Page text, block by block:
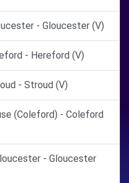
- Gloucester (V)
- Hereford (V)
- Stroud (V)
(Coleford) - Coleford
- Gloucester